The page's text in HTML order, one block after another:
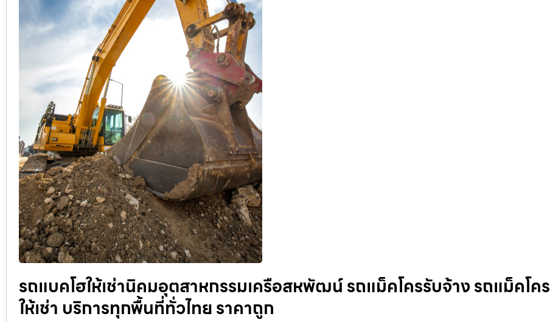
รถแบคโฮให้เช่านิคมอุตสาหกรรมเครือสหพัฒน์ รถแม็คโครรับจ้าง รถแม็คโคร
ให้เช่า บริการทุกพื้นที่ทั่วไทย ราคาถูก